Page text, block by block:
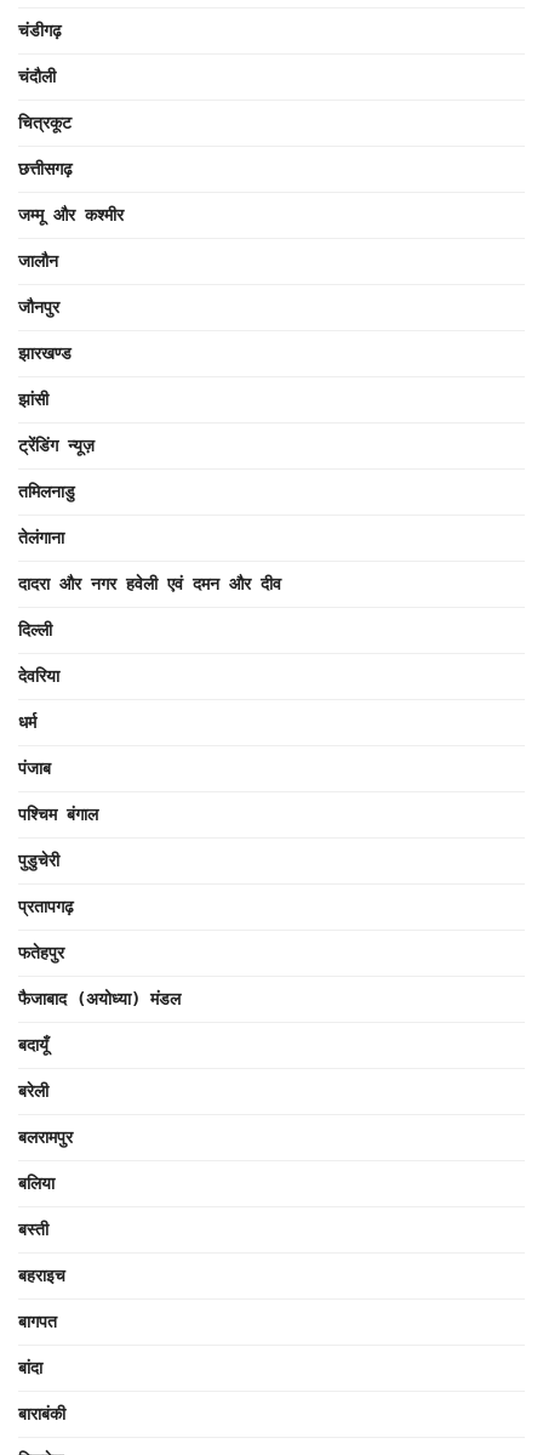
चंडीगढ़
चंदौली
चित्रकूट
छत्तीसगढ़
जम्मू और कश्मीर
जालौन
जौनपुर
झारखण्ड
झांसी
ट्रेंडिंग न्यूज़
तमिलनाडु
तेलंगाना
दादरा और नगर हवेली एवं दमन और दीव
दिल्ली
देवरिया
धर्म
पंजाब
पश्चिम बंगाल
पुडुचेरी
प्रतापगढ़
फतेहपुर
फैजाबाद (अयोध्या) मंडल
बदायूँ
बरेली
बलरामपुर
बलिया
बस्ती
बहराइच
बागपत
बांदा
बाराबंकी